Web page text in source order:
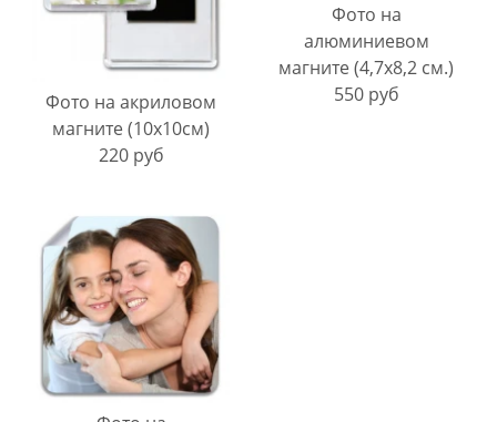
Фото на акриловом
магните (10х10см)
220 руб
Фото на
алюминиевом
магните (4,7х8,2 см.)
550 руб